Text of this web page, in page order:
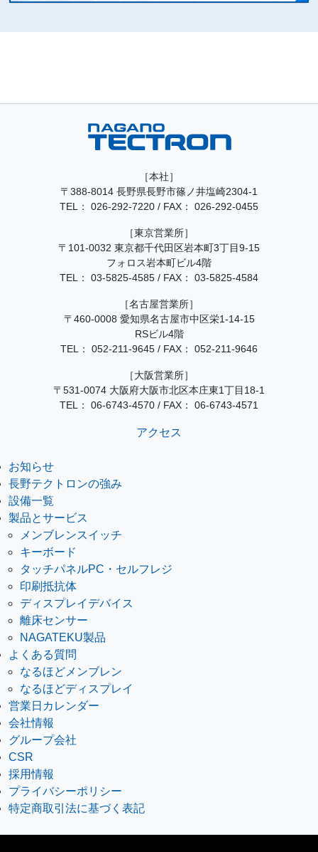
［本社］
〒388-8014 長野県長野市篠ノ井塩崎2304-1
TEL： 026-292-7220 / FAX： 026-292-0455
［東京営業所］
〒101-0032 東京都千代田区岩本町3丁目9-15
フォロス岩本町ビル4階
TEL： 03-5825-4585 / FAX： 03-5825-4584
［名古屋営業所］
〒460-0008 愛知県名古屋市中区栄1-14-15
RSビル4階
TEL： 052-211-9645 / FAX： 052-211-9646
［大阪営業所］
〒531-0074 大阪府大阪市北区本庄東1丁目18-1
TEL： 06-6743-4570 / FAX： 06-6743-4571
アクセス
お知らせ
長野テクトロンの強み
設備一覧
製品とサービス
メンブレンスイッチ
キーボード
タッチパネルPC・セルフレジ
印刷抵抗体
ディスプレイデバイス
離床センサー
NAGATEKU製品
よくある質問
なるほどメンブレン
なるほどディスプレイ
営業日カレンダー
会社情報
グループ会社
CSR
採用情報
プライバシーポリシー
特定商取引法に基づく表記